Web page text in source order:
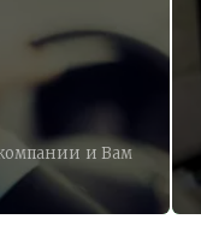
и Вам